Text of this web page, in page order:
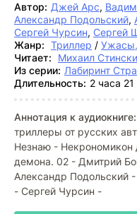
Автор: Джей Арс,
Александр Подольский,
Сергей Чурсин, Сергей
Жанр: Триллер /
Читает:
Михаил
Из серии: Лабиринт
Длительность: 2 часа
Аннотация к аудиокниге:
триллеры от русских
Незнаю - Некрономикон
демона. 02 - Дмитрий
Александр
- Сергей Чурсин -